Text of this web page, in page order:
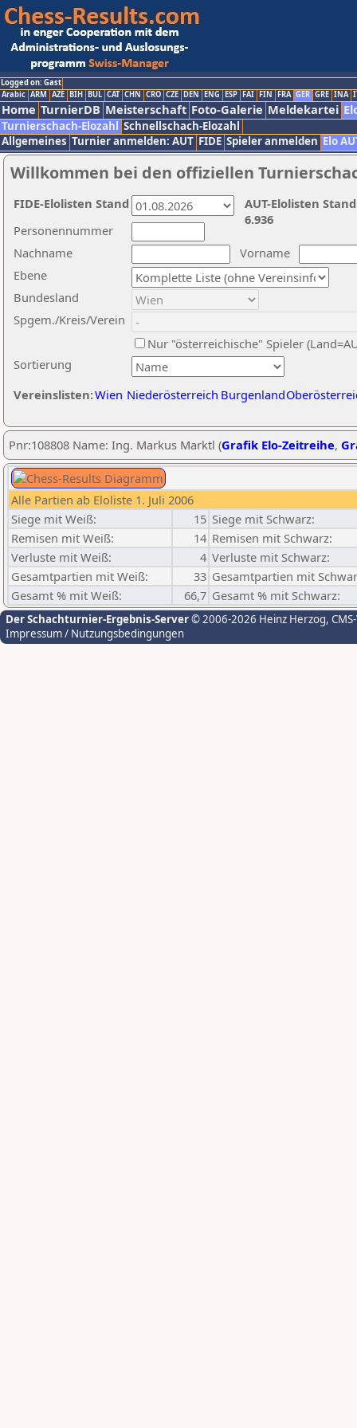
Logged on: Gast
Arabic ARM AZE BIH BUL CAT CHN CRO CZE DEN ENG ESP FAI FIN FRA GER GRE INA
Home TurnierDB Meisterschaft Foto-Galerie Meldekartei
Turnierschach-Elozahl Schnellschach-Elozahl
Allgemeines Turnier anmelden: AUT FIDE Spieler anmelden Elo
Willkommen bei den offiziellen
Nachname
Vorname
Ebene
Sortierung
Personennummer
Bundesland
Spgem./Kreis/Verein
Nur "österreichische" Spieler
Vereinslisten:Wien Niederösterreich Burgenland
AUT-Elolisten
6.936
FIDE-Elolisten Stand
Pnr:108808 Name: Ing. Markus Marktl (Grafik Elo-Zeitreihe,
Alle Partien ab Eloliste 1. Juli 2006
Siege mit Weiß:
15 Siege mit Schwarz:
Remisen mit Weiß:
14 Remisen mit Schwarz:
Verluste mit Weiß:
4 Verluste mit Schwarz:
Gesamtpartien mit Weiß:
33 Gesamtpartien mit
Gesamt % mit Weiß:
66,7 Gesamt % mit Schwarz:
Der Schachturnier-Ergebnis-Server© 2006-2026 Heinz Herzog,
Impressum / Nutzungsbedingungen